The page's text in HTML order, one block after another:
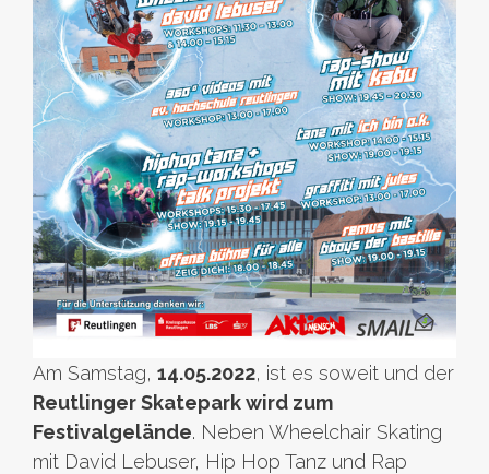
Am Samstag, 14.05.2022, ist es soweit und der
Reutlinger Skatepark wird zum
Festivalgelände. Neben Wheelchair Skating
mit David Lebuser, Hip Hop Tanz und Rap